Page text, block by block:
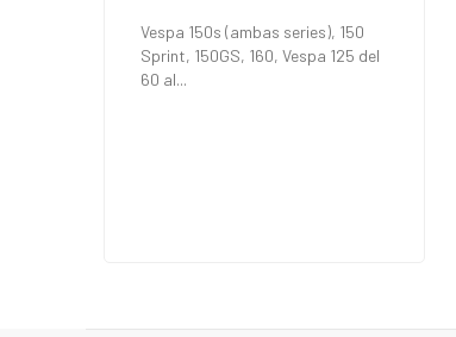
Vespa 150s (ambas series), 150
Sprint, 150GS, 160, Vespa 125 del
60 al...